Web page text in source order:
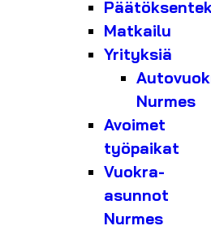
Matkailu
Yrityksiä
Nurmes
Avoimet
työpaikat
Vuokra-
asunnot
Nurmes